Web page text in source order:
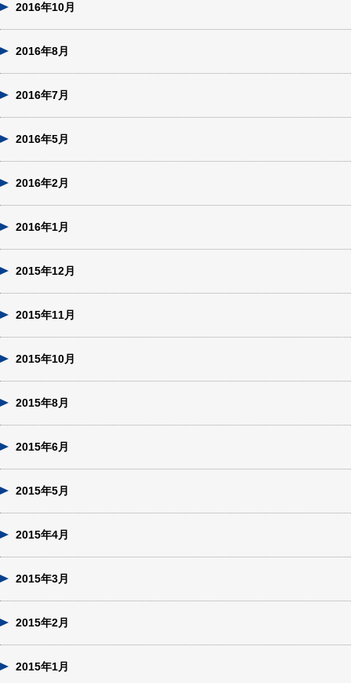
2016年10月
2016年8月
2016年7月
2016年5月
2016年2月
2016年1月
2015年12月
2015年11月
2015年10月
2015年8月
2015年6月
2015年5月
2015年4月
2015年3月
2015年2月
2015年1月